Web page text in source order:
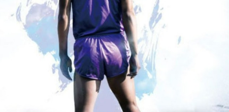
総合型選抜・学校推薦型選抜 募集要項＆願書
大学入学共通テスト利用選抜の募集要項＆願書
大学・短大以外の資料から請求
専門学校の資料請求
大学入学共通テスト「受験案内」の請求